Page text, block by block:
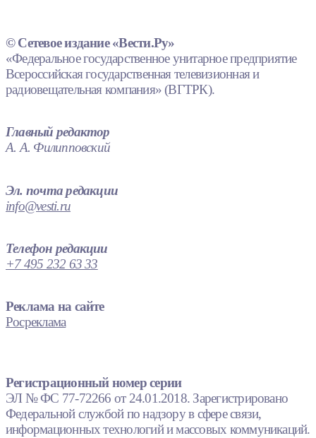
© Сетевое издание «Вести.Ру»
«Федеральное государственное унитарное предприятие
Всероссийская государственная телевизионная и
радиовещательная компания» (ВГТРК).
Главный редактор
А. А. Филипповский
Эл. почта редакции
info@vesti.ru
Телефон редакции
+7 495 232 63 33
Реклама на сайте
Росреклама
Регистрационный номер серии
ЭЛ № ФС 77-72266 от 24.01.2018. Зарегистрировано
Федеральной службой по надзору в сфере связи,
информационных технологий и массовых коммуникаций.